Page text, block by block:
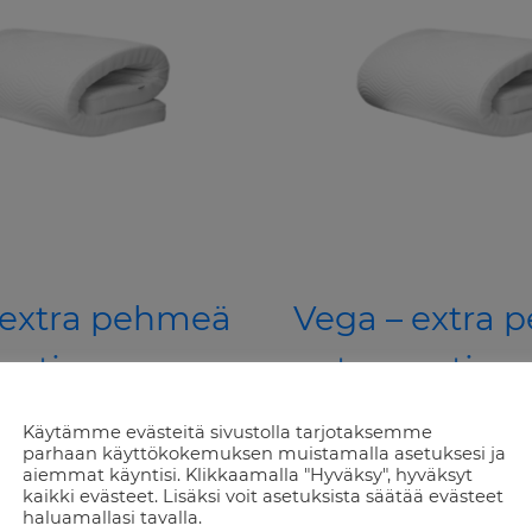
pehmeä
€Current
price
sis alv 25,5%
Vega – extra
petauspatja
160x200x6cm
220,00€ Original
176,00€Current
sis alv 25,5%
Käytämme evästeitä sivustolla tarjotaksemme
parhaan käyttökokemuksen muistamalla asetuksesi ja
aiemmat käyntisi. Klikkaamalla "Hyväksy", hyväksyt
kaikki evästeet. Lisäksi voit asetuksista säätää evästeet
haluamallasi tavalla.